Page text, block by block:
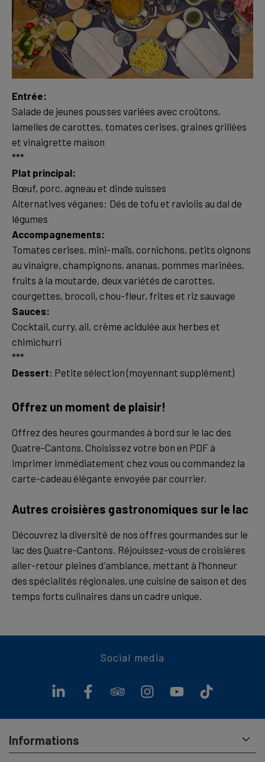
Entrée:
Salade de jeunes pousses variées avec croûtons,
lamelles de carottes, tomates cerises, graines grillées
et vinaigrette maison
Plat principal:
Bœuf, porc, agneau et dinde suisses
Alternatives véganes: Dés de tofu et raviolis au dal de
Accompagnements:
Tomates cerises, mini-maïs, cornichons, petits oignons
au vinaigre, champignons, ananas, pommes marinées,
fruits à la moutarde, deux variétés de carottes,
Sauces:
Cocktail, curry, ail, crème acidulée aux herbes et
chimichurri
Dessert: Petite sélection (moyennant supplément)
Offrez un moment de plaisir!
Offrez des heures gourmandes à bord sur le lac des
Quatre-Cantons. Choisissez votre bon en PDF à
imprimer immédiatement chez vous ou commandez la
carte-cadeau élégante envoyée par courrier.
Autres croisières gastronomiques sur le lac
Découvrez la diversité de nos offres gourmandes sur le
lac des Quatre-Cantons. Réjouissez-vous de croisières
aller-retour pleines d’ambiance, mettant à l’honneur
des spécialités régionales, une cuisine de saison et des
temps forts culinaires dans un cadre unique.
Social media
Informations